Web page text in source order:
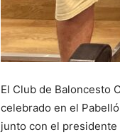
El Club de Baloncesto
celebrado en el
junto con el